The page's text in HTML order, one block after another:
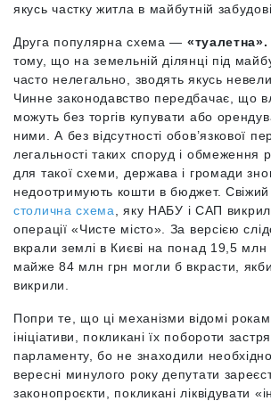
якусь частку житла в майбутній
Друга популярна схема — «туалетна».
тому, що на земельній ділянці під
часто нелегально, зводять якусь
Чинне законодавство передбачає, що
можуть без торгів купувати або
ними. А без відсутності обов’язкової
легальності таких споруд і обмеження
для такої схеми, держава і громади
недоотримують кошти в бюджет.
столична схема
, яку НАБУ і САП
операції «Чисте місто». За версією
вкрали землі в Києві на понад 19,5
майже 84 млн грн могли б вкрасти,
викрили.
Попри те, що ці механізми відомі
ініціативи, покликані їх побороти
парламенту, бо не знаходили
вересні минулого року депутати
законопроєкти, покликані ліквідувати